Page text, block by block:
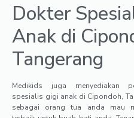
Dokter
Anak di
Tangerang
Medikids juga menyediakan
spesialis gigi anak di Cipondoh,
sebagai orang tua anda mau